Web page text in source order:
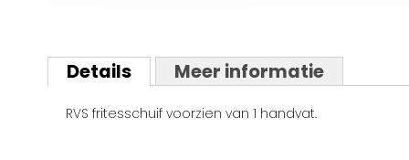
naar
het
van
Details
RVS fritesschuif voorzien van 1 handvat.
Meer informatie